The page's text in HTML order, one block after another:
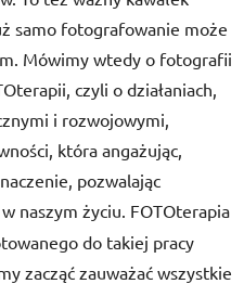
samo fotografowanie może
Mówimy wtedy o fotografii
czyli o działaniach,
i rozwojowymi,
która angażując,
pozwalając
w naszym życiu. FOTOterapia
do takiej pracy
zacząć zauważać wszystkie